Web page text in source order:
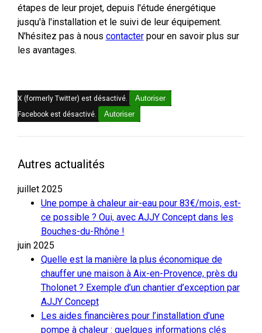
étapes de leur projet, depuis l'étude énergétique
jusqu'à l'installation et le suivi de leur équipement.
N'hésitez pas à nous contacterpour en savoir plus sur
les avantages.
X (formerly Twitter) est désactivé. Autoriser
Facebook est désactivé. Autoriser
Autres actualités
juillet 2025
Une pompe à chaleur air-eau pour 83€/mois, est-
ce possible ? Oui, avec AJJY Concept dans les
Bouches-du-Rhône !
juin 2025
Quelle est la manière la plus économique de
chauffer une maison à Aix-en-Provence, près du
Tholonet ? Exemple d’un chantier d’exception par
AJJY Concept
Les aides financières pour l’installation d’une
pompe à chaleur : quelques informations clés